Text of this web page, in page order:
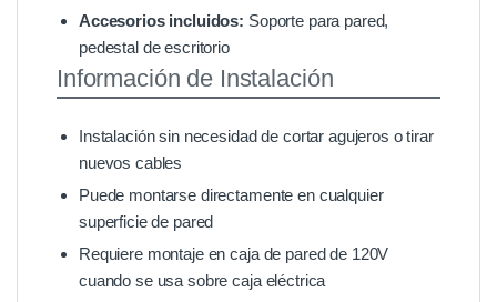
Accesorios incluidos: Soporte para pared,
pedestal de escritorio
Información de Instalación
Instalación sin necesidad de cortar agujeros o tirar
nuevos cables
Puede montarse directamente en cualquier
superficie de pared
Requiere montaje en caja de pared de 120V
cuando se usa sobre caja eléctrica